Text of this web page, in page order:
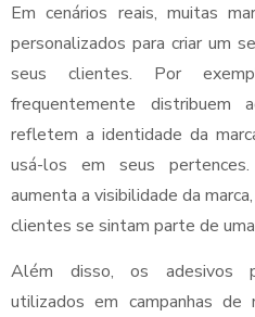
Em cenários reais, muitas
personalizados para criar um
seus clientes. Por
frequentemente distribuem
refletem a identidade da
usá-los em seus
aumenta a visibilidade da
clientes se sintam parte de
Além disso, os adesivos
utilizados em campanhas de